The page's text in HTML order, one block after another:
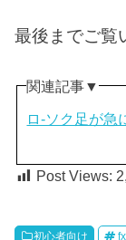
最後までご覧
関連記事▼
ロ-ソク足が急
Post Views:
初心者向け fx